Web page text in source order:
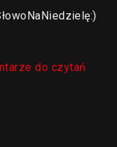
do czytań